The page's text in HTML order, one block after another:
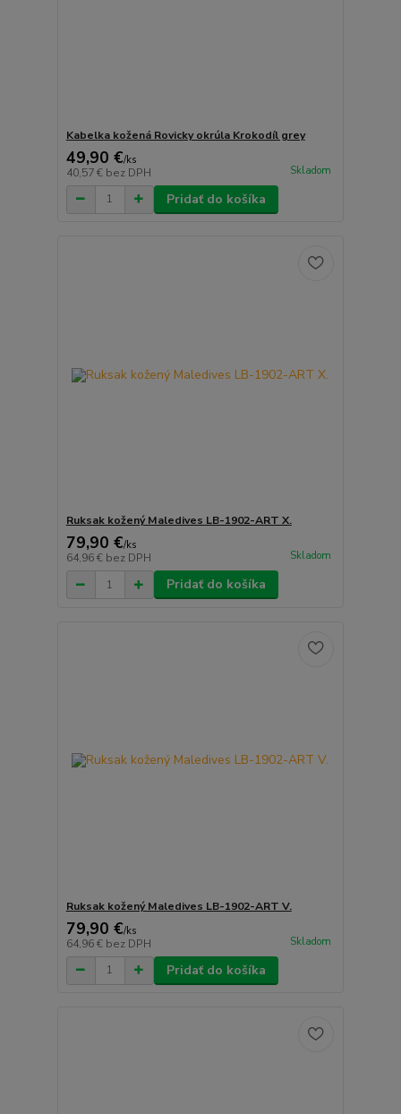
Kabelka kožená Rovicky okrúla Krokodíl grey
49,90 €/ks
40,57 € bez DPH Skladom
Pridať do košíka
Ruksak kožený Maledives LB-1902-ART X.
79,90 €/ks
64,96 € bez DPH Skladom
Pridať do košíka
Ruksak kožený Maledives LB-1902-ART V.
79,90 €/ks
64,96 € bez DPH Skladom
Pridať do košíka